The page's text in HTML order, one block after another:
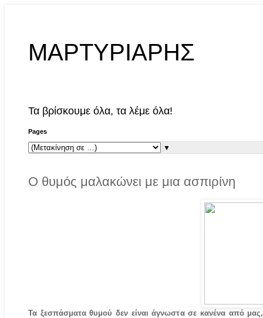
ΜΑΡΤΥΡΙΑΡΗΣ
Τα βρίσκουμε όλα, τα λέμε όλα!
Pages
▼
Ο θυμός μαλακώνει με μια ασπιρίνη
Τα ξεσπάσματα θυμού δεν είναι άγνωστα σε κανένα από